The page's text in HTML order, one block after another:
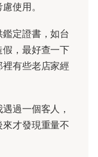
使用。
定證書，如台
，最好查一下
有些老店家經
過一個客人，
才發現重量不